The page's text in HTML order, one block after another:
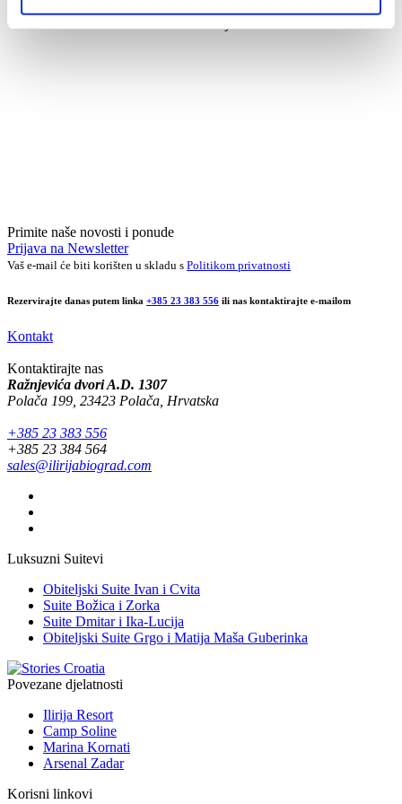
• Profesionalni turistički vodič: na zahtjev
Primite naše novosti i ponude
Prijava na Newsletter
Vaš e-mail će biti korišten u skladu s Politikom privatnosti
Rezervirajte danas putem linka +385 23 383 556 ili nas kontaktirajte e-mailom
Kontakt
Kontaktirajte nas
Ražnjevića dvori A.D. 1307
Polača 199, 23423 Polača, Hrvatska
+385 23 383 556
+385 23 384 564
sales@ilirijabiograd.com
Luksuzni Suitevi
Obiteljski Suite Ivan i Cvita
Suite Božica i Zorka
Suite Dmitar i Ika-Lucija
Obiteljski Suite Grgo i Matija Maša Guberinka
Povezane djelatnosti
Ilirija Resort
Camp Soline
Marina Kornati
Arsenal Zadar
Korisni linkovi